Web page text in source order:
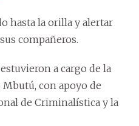
hasta la orilla y alertar
compañeros.
a cargo de la
Mbutú, con apoyo de
de Criminalística y la